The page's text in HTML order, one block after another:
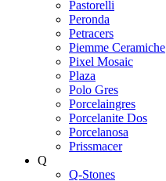
Pastorelli
Peronda
Petracers
Piemme Ceramiche
Pixel Mosaic
Plaza
Polo Gres
Porcelaingres
Porcelanite Dos
Porcelanosa
Prissmacer
Q
Q-Stones